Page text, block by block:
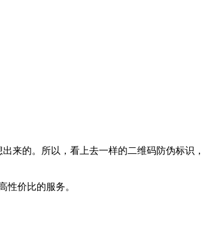
的。所以，看上去一样的二维码防伪标识，
价比的服务。